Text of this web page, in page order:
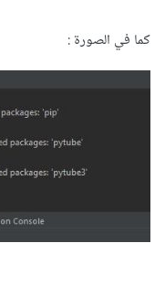
كما في الصورة :